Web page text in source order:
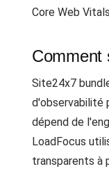
Core Web
Comment
Site24x7
d'observabilité
dépend de
LoadFocus
transparents à